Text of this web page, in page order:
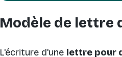
Modèle de lettre
L'écriture d'une lettre pour